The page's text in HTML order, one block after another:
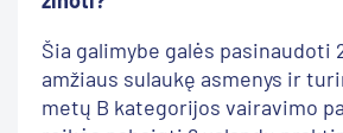
Šia galimybe galės pasinaudoti
amžiaus sulaukę asmenys ir
metų B kategorijos vairavimo